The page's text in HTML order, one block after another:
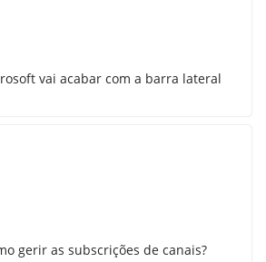
vai acabar com a barra lateral
gerir as subscrições de canais?